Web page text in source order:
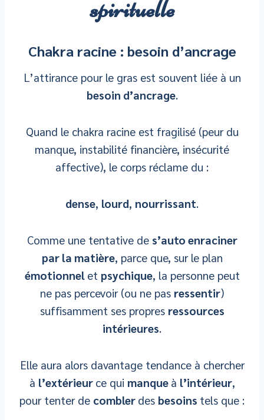
spirituelle
Chakra racine : besoin d’ancrage
L’attirance pour le gras est souvent liée à un
besoin d’ancrage.
Quand le chakra racine est fragilisé (peur du
manque, instabilité financière, insécurité
affective), le corps réclame du :
dense, lourd, nourrissant.
Comme une tentative de s’auto enraciner
par la matière, parce que, sur le plan
émotionnel et psychique, la personne peut
ne pas percevoir (ou ne pas ressentir)
suffisamment ses propres ressources
intérieures.
Elle aura alors davantage tendance à chercher
à l’extérieur ce qui manque à l’intérieur,
pour tenter de combler des besoins tels que :